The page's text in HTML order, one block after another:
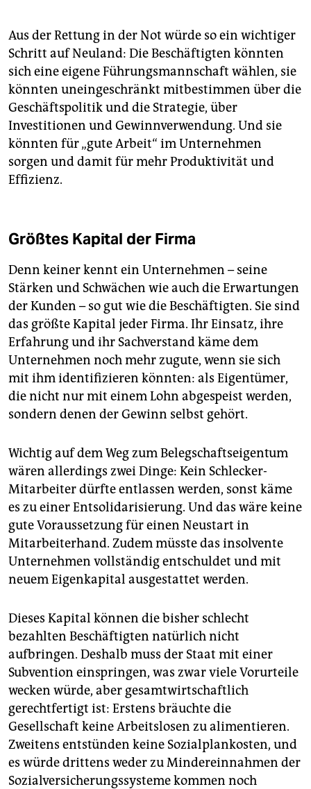
Aus der Rettung in der Not würde so ein wichtiger
Schritt auf Neuland: Die Beschäftigten könnten
sich eine eigene Führungsmannschaft wählen, sie
könnten uneingeschränkt mitbestimmen über die
Geschäftspolitik und die Strategie, über
Investitionen und Gewinnverwendung. Und sie
könnten für „gute Arbeit“ im Unternehmen
sorgen und damit für mehr Produktivität und
Effizienz.
Größtes Kapital der Firma
Denn keiner kennt ein Unternehmen – seine
Stärken und Schwächen wie auch die Erwartungen
der Kunden – so gut wie die Beschäftigten. Sie sind
das größte Kapital jeder Firma. Ihr Einsatz, ihre
Erfahrung und ihr Sachverstand käme dem
Unternehmen noch mehr zugute, wenn sie sich
mit ihm identifizieren könnten: als Eigentümer,
die nicht nur mit einem Lohn abgespeist werden,
sondern denen der Gewinn selbst gehört.
Wichtig auf dem Weg zum Belegschaftseigentum
wären allerdings zwei Dinge: Kein Schlecker-
Mitarbeiter dürfte entlassen werden, sonst käme
es zu einer Entsolidarisierung. Und das wäre keine
gute Voraussetzung für einen Neustart in
Mitarbeiterhand. Zudem müsste das insolvente
Unternehmen vollständig entschuldet und mit
neuem Eigenkapital ausgestattet werden.
Dieses Kapital können die bisher schlecht
bezahlten Beschäftigten natürlich nicht
aufbringen. Deshalb muss der Staat mit einer
Subvention einspringen, was zwar viele Vorurteile
wecken würde, aber gesamtwirtschaftlich
gerechtfertigt ist: Erstens bräuchte die
Gesellschaft keine Arbeitslosen zu alimentieren.
Zweitens entstünden keine Sozialplankosten, und
es würde drittens weder zu Mindereinnahmen der
Sozialversicherungssysteme kommen noch